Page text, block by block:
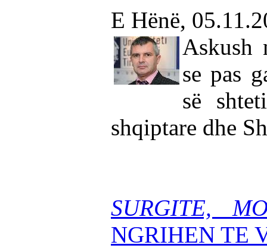
E Hënë,
Askush
se pas
së
shqiptare dhe
SURGITE,
NGRIHEN TE